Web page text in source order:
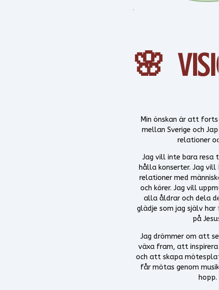
🌸
Min önskan är att
mellan Sverige och
relationer
Jag vill inte bara
hålla konserter. Jag vill
relationer med
och körer. Jag vill
alla åldrar och dela
glädje som jag själv
på
Jag drömmer om att
växa fram, att
och att skapa
får mötas genom
hopp.